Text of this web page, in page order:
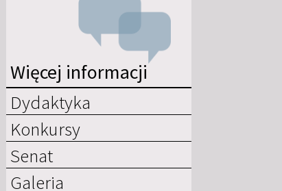
Więcej informacji
Dydaktyka
Konkursy
Senat
Galeria